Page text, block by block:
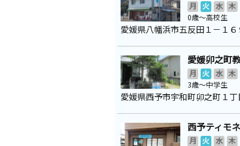
月 火 水 木
0歳～高校生
愛媛県八幡浜市五反田１－１６
愛媛卯之町
月 火 水 木
3歳～中学生
愛媛県西予市宇和町卯之町１丁
西予ティモ
月 火 水 木